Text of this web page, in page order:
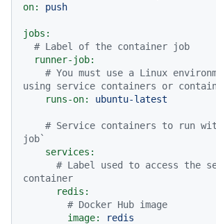
on:
push
jobs:
# Label of the container job
runner-job:
# You must use a Linux
using service containers or
runs-on:
ubuntu-latest
# Service containers to run
job`
services:
# Label used to access the
container
redis:
# Docker Hub image
image:
redis